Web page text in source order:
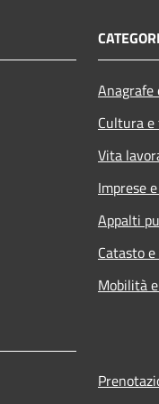
Cultura
Vita
Imprese
Appalti
Catasto
Mobilità